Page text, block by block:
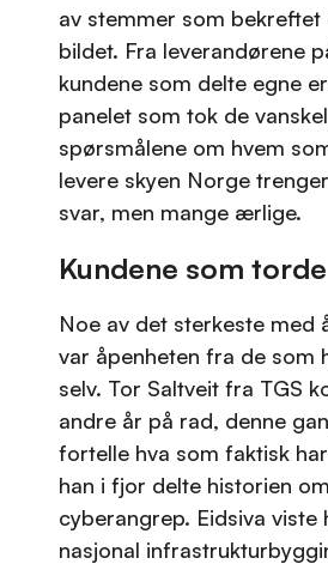
av stemmer som bekreftet
bildet. Fra leverandørene
kundene som delte egne
panelet som tok de
spørsmålene om hvem
levere skyen Norge
svar, men mange ærlige.
Kundene som
Noe av det sterkeste med
var åpenheten fra de som
selv. Tor Saltveit fra TGS
andre år på rad, denne
fortelle hva som faktisk
han i fjor delte historien
cyberangrep. Eidsiva viste
nasjonal